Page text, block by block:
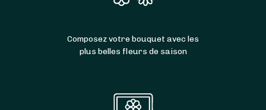
Composez votre bouquet avec les
plus belles fleurs de saison